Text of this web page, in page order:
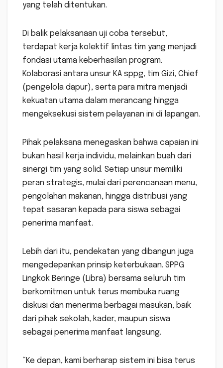
yang telah ditentukan.
Di balik pelaksanaan uji coba tersebut,
terdapat kerja kolektif lintas tim yang menjadi
fondasi utama keberhasilan program.
Kolaborasi antara unsur KA sppg, tim Gizi, Chief
(pengelola dapur), serta para mitra menjadi
kekuatan utama dalam merancang hingga
mengeksekusi sistem pelayanan ini di lapangan.
Pihak pelaksana menegaskan bahwa capaian ini
bukan hasil kerja individu, melainkan buah dari
sinergi tim yang solid. Setiap unsur memiliki
peran strategis, mulai dari perencanaan menu,
pengolahan makanan, hingga distribusi yang
tepat sasaran kepada para siswa sebagai
penerima manfaat.
Lebih dari itu, pendekatan yang dibangun juga
mengedepankan prinsip keterbukaan. SPPG
Lingkok Beringe (Libra) bersama seluruh tim
berkomitmen untuk terus membuka ruang
diskusi dan menerima berbagai masukan, baik
dari pihak sekolah, kader, maupun siswa
sebagai penerima manfaat langsung.
“Ke depan, kami berharap sistem ini bisa terus